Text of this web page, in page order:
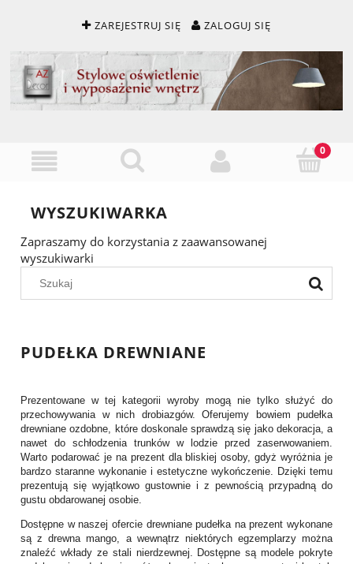
ZAREJESTRUJ SIĘ ZALOGUJ SIĘ
WYSZUKIWARKA
Zapraszamy do korzystania z zaawansowanej
wyszukiwarki
PUDEŁKA DREWNIANE
Prezentowane w tej kategorii wyroby mogą nie tylko służyć do
przechowywania w nich drobiazgów. Oferujemy bowiem pudełka
drewniane ozdobne, które doskonale sprawdzą się jako dekoracja, a
nawet do schłodzenia trunków w lodzie przed zaserwowaniem.
Warto podarować je na prezent dla bliskiej osoby, gdyż wyróżnia je
bardzo staranne wykonanie i estetyczne wykończenie. Dzięki temu
prezentują się wyjątkowo gustownie i z pewnością przypadną do
gustu obdarowanej osobie.
Dostępne w naszej ofercie drewniane pudełka na prezent wykonane
są z drewna mango, a wewnątrz niektórych egzemplarzy można
znaleźć wkłady ze stali nierdzewnej. Dostępne są modele pokryte